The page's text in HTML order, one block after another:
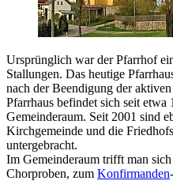
Ursprünglich war der Pfarrhof
Stallungen. Das heutige
nach der Beendigung der
Pfarrhaus befindet sich seit etwa
Gemeinderaum. Seit 2001 sind
Kirchgemeinde und die
untergebracht.
Im Gemeinderaum trifft man
Chorproben, zum Konfirmanden